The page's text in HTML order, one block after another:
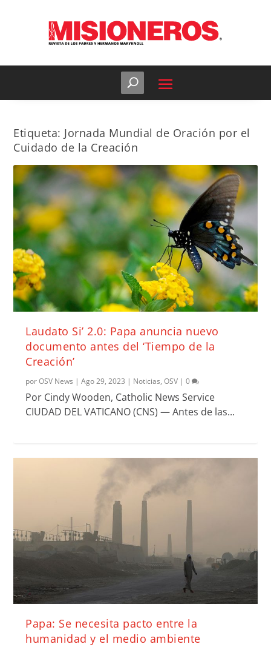
Etiqueta: Jornada Mundial de Oración por el
Cuidado de la Creación
Laudato Si’ 2.0: Papa anuncia nuevo
documento antes del ‘Tiempo de la
Creación’
porOSV News |Ago 29, 2023 | Noticias,OSV |0
Por Cindy Wooden, Catholic News Service
CIUDAD DEL VATICANO (CNS) — Antes de las...
Papa: Se necesita pacto entre la
humanidad y el medio ambiente